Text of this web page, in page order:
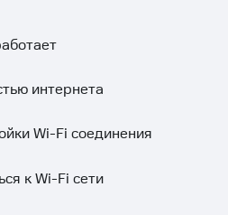
интернета
Wi-Fi соединения
к Wi-Fi сети